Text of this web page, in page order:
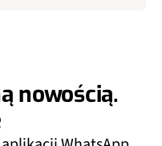
nowością.